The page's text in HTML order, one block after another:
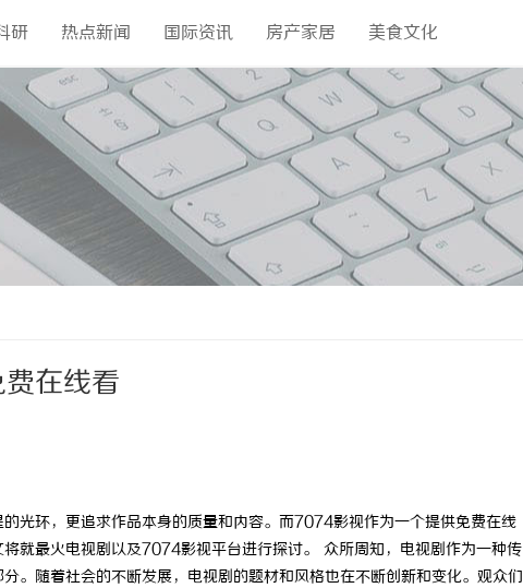
研 热点新闻 国际资讯 房产家居 美食文化
在线看
光环，更追求作品本身的质量和内容。而7074影视作为一个提供免费在线
就最火电视剧以及7074影视平台进行探讨。 众所周知，电视剧作为一种传
。随着社会的不断发展，电视剧的题材和风格也在不断创新和变化。观众们